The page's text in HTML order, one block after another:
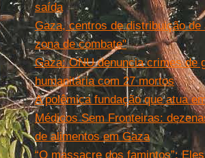
saída
Gaza, centros de distribuição
zona de combate"
Gaza: ONU denuncia crimes de
humanitária com 27 mortos
A polêmica fundação que atua
Médicos Sem Fronteiras:
de alimentos em Gaza
“O massacre dos famintos”: